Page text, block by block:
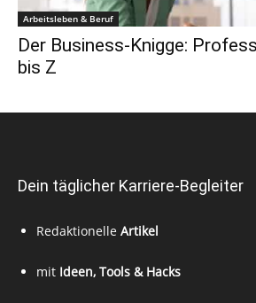
Arbeitsleben & Beruf
Der Business-Knigge:
bis Z
Dein täglicher Karriere-Begleiter
Redaktionelle Artikel
mit Ideen, Tools & Hacks